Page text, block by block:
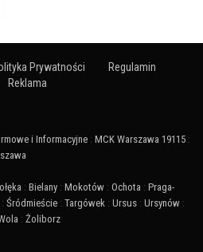
Prywatności
Regulamin
Reklama
i Informacyjne : MCK Warszawa 19115 :
: Bielany : Mokotów : Ochota : Praga-
: Śródmieście : Targówek : Ursus : Ursynów :
: Żoliborz